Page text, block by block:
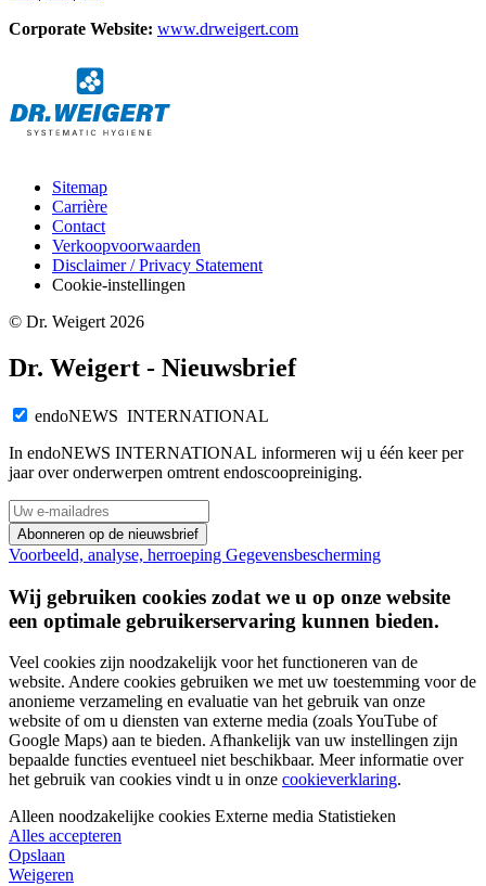
Corporate Website: www.drweigert.com
Sitemap
Carrière
Contact
Verkoopvoorwaarden
Disclaimer / Privacy Statement
Cookie-instellingen
© Dr. Weigert 2026
Dr. Weigert - Nieuwsbrief
endoNEWS INTERNATIONAL
In endoNEWS INTERNATIONAL informeren wij u één keer per
jaar over onderwerpen omtrent endoscoopreiniging.
Abonneren op de nieuwsbrief
Voorbeeld, analyse, herroeping Gegevensbescherming
Wij gebruiken cookies zodat we u op onze website
een optimale gebruikerservaring kunnen bieden.
Veel cookies zijn noodzakelijk voor het functioneren van de
website. Andere cookies gebruiken we met uw toestemming voor de
anonieme verzameling en evaluatie van het gebruik van onze
website of om u diensten van externe media (zoals YouTube of
Google Maps) aan te bieden. Afhankelijk van uw instellingen zijn
bepaalde functies eventueel niet beschikbaar. Meer informatie over
het gebruik van cookies vindt u in onze cookieverklaring.
Alleen noodzakelijke cookies Externe media Statistieken
Alles accepteren
Opslaan
Weigeren